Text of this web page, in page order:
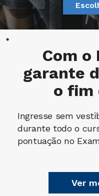
Com o
garante
o fim
Ingresse sem
durante todo o
pontuação no
Ver